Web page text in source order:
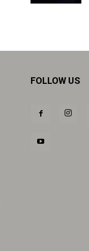
FOLLOW US